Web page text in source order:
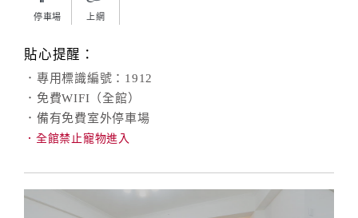
停車場 上網
貼心提醒：
．專用標識編號：1912
．免費WIFI（全館）
．備有免費室外停車場
．全館禁止寵物進入